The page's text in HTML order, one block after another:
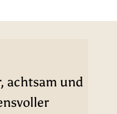
achtsam und